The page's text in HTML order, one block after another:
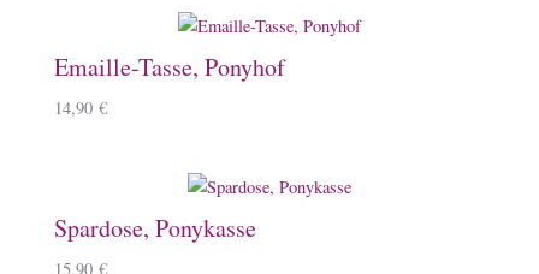
Emaille-Tasse, Ponyhof
14,90 €
Spardose, Ponykasse
15,90 €